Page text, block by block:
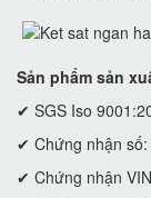
Sản phẩm sản
✔ SGS Iso
✔ Chứng nhận số:
✔ Chứng nhận